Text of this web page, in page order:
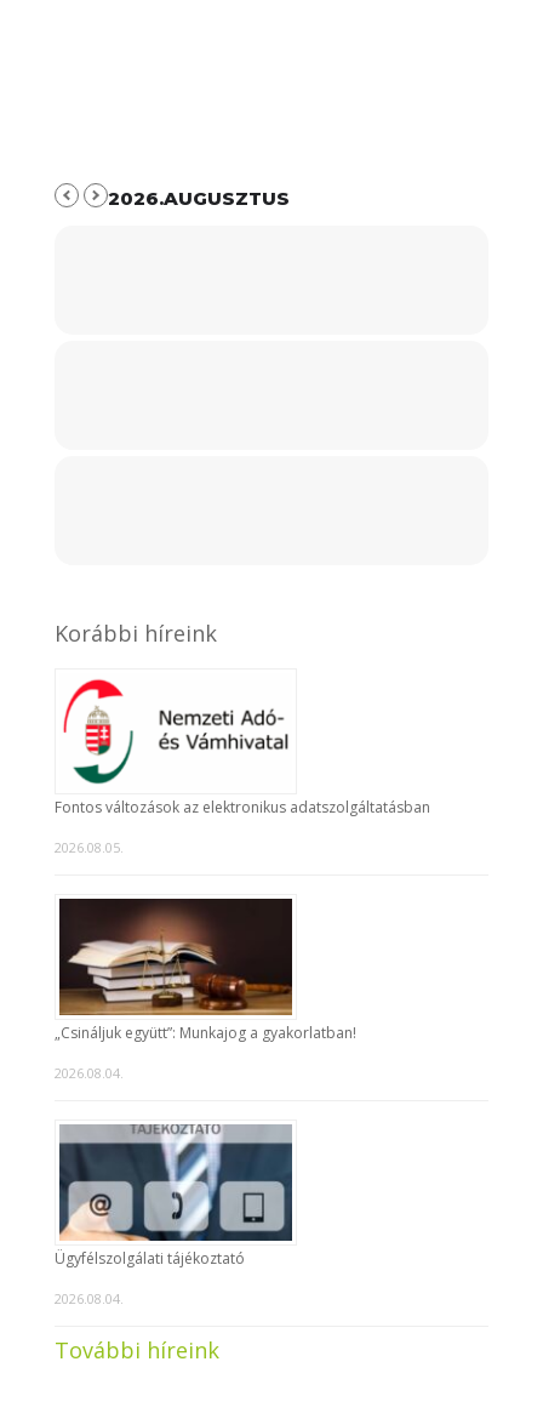
2026.AUGUSZTUS
Korábbi híreink
Fontos változások az elektronikus adatszolgáltatásban
2026.08.05.
„Csináljuk együtt”: Munkajog a gyakorlatban!
2026.08.04.
Ügyfélszolgálati tájékoztató
2026.08.04.
További híreink